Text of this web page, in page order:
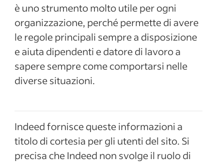
è uno strumento molto utile per ogni
organizzazione, perché permette di avere
le regole principali sempre a disposizione
e aiuta dipendenti e datore di lavoro a
sapere sempre come comportarsi nelle
diverse situazioni.
Indeed fornisce queste informazioni a
titolo di cortesia per gli utenti del sito. Si
precisa che Indeed non svolge il ruolo di